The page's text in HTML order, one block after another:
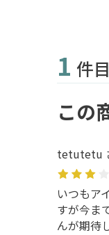
1 件
この
tetutetu
いつもア
すが今ま
んが期待